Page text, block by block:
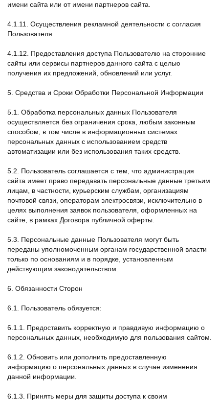
имени сайта или от имени партнеров сайта.
4.1.11. Осуществления рекламной деятельности с согласия
Пользователя.
4.1.12. Предоставления доступа Пользователю на сторонние
сайты или сервисы партнеров данного сайта с целью
получения их предложений, обновлений или услуг.
5. Средства и Сроки Обработки Персональной Информации
5.1. Обработка персональных данных Пользователя
осуществляется без ограничения срока, любым законным
способом, в том числе в информационных системах
персональных данных с использованием средств
автоматизации или без использования таких средств.
5.2. Пользователь соглашается с тем, что администрация
сайта имеет право передавать персональные данные третьим
лицам, в частности, курьерским службам, организациям
почтовой связи, операторам электросвязи, исключительно в
целях выполнения заявок пользователя, оформленных на
сайте, в рамках Договора публичной оферты.
5.3. Персональные данные Пользователя могут быть
переданы уполномоченным органам государственной власти
только по основаниям и в порядке, установленным
действующим законодательством.
6. Обязанности Сторон
6.1. Пользователь обязуется:
6.1.1. Предоставить корректную и правдивую информацию о
персональных данных, необходимую для пользования сайтом.
6.1.2. Обновить или дополнить предоставленную
информацию о персональных данных в случае изменения
данной информации.
6.1.3. Принять меры для защиты доступа к своим